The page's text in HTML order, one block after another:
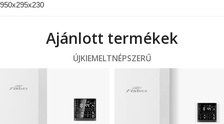
950x295x230
Ajánlott termékek
ÚJKIEMELTNÉPSZERŰ